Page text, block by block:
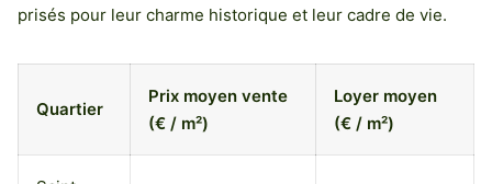
prisés pour leur charme historique et leur cadre de vie.
Quartier
Prix moyen vente
(€ / m²)
Loyer moyen
(€ / m²)